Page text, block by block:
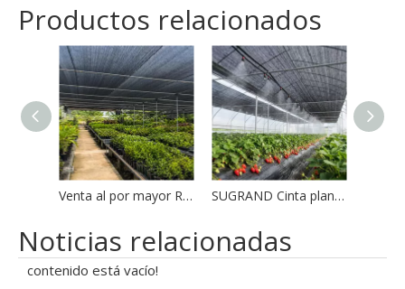
Productos relacionados
Venta al por mayor Red de sombra negra mono tejida HDPE SUGRAND Cinta plana Tela de sombra negra
Noticias relacionadas
contenido está vacío!